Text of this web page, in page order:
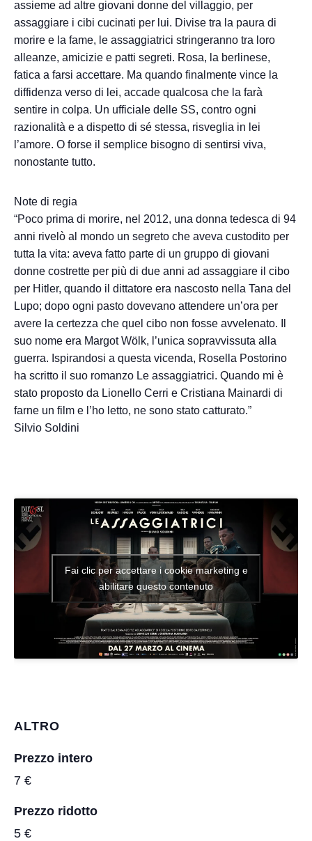
assieme ad altre giovani donne del villaggio, per
assaggiare i cibi cucinati per lui. Divise tra la paura di
morire e la fame, le assaggiatrici stringeranno tra loro
alleanze, amicizie e patti segreti. Rosa, la berlinese,
fatica a farsi accettare. Ma quando finalmente vince la
diffidenza verso di lei, accade qualcosa che la farà
sentire in colpa. Un ufficiale delle SS, contro ogni
razionalità e a dispetto di sé stessa, risveglia in lei
l’amore. O forse il semplice bisogno di sentirsi viva,
nonostante tutto.
Note di regia
“Poco prima di morire, nel 2012, una donna tedesca di 94
anni rivelò al mondo un segreto che aveva custodito per
tutta la vita: aveva fatto parte di un gruppo di giovani
donne costrette per più di due anni ad assaggiare il cibo
per Hitler, quando il dittatore era nascosto nella Tana del
Lupo; dopo ogni pasto dovevano attendere un’ora per
avere la certezza che quel cibo non fosse avvelenato. Il
suo nome era Margot Wölk, l’unica sopravvissuta alla
guerra. Ispirandosi a questa vicenda, Rosella Postorino
ha scritto il suo romanzo Le assaggiatrici. Quando mi è
stato proposto da Lionello Cerri e Cristiana Mainardi di
farne un film e l’ho letto, ne sono stato catturato.”
Silvio Soldini
Fai clic per accettare i cookie marketing e
abilitare questo contenuto
ALTRO
Prezzo intero
7 €
Prezzo ridotto
5 €